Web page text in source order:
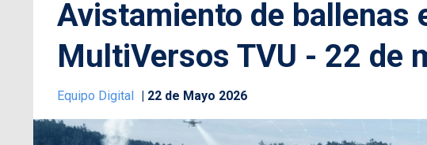
Avistamiento de ballenas
MultiVersos TVU - 22 de
Equipo Digital 22 de Mayo 2026